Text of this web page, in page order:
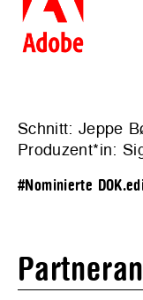
Schnitt: Jeppe
Produzent*in:
#Nominierte